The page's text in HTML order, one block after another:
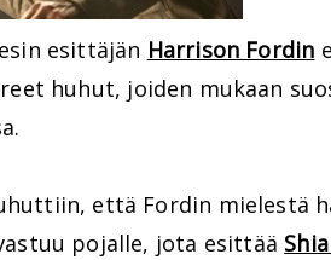
esittäjän Harrison Fordin
huhut, joiden mukaan
että Fordin mielestä
pojalle, jota esittää